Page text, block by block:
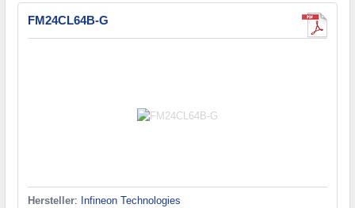
FM24CL64B-G
Hersteller: Infineon Technologies